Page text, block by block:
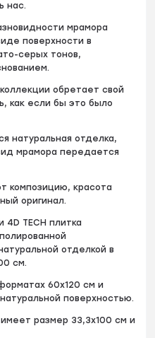
нас.
мрамора
поверхности в
серых тонов,
обретает свой
как если бы это было
натуральная отделка,
мрамора передается
композицию, красота
оригинал.
4D TECH плитка
отделкой в
см.
60x120 см и
поверхностью.
размер 33,3x100 см и